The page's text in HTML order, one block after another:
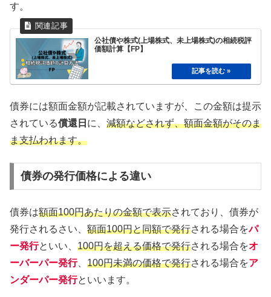
す。
公社債や株式(上場株式、未上場株式)の相続税評
価額計算【FP】
債券には額面金額が記載されていますが、この金額は提示
されている償還日 に、 減額などされず、額面金額がそのま
ま支払われます。
債券の発行価格による違い
債券は額面100円あたりの金額で表示されており、債券が
発行されるさい、 額面100円と同額で発行される場合をパ
ー発行といい、 100円を超える価格で発行される場合をオ
ーバーパー発行、 100円未満の価格で発行される場合をア
ンダーパー発行といいます。